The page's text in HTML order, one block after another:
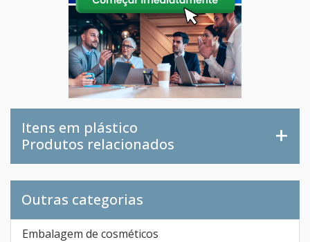
Itens em plástico
Produtos relacionados
Outras categorias
Embalagem de cosméticos